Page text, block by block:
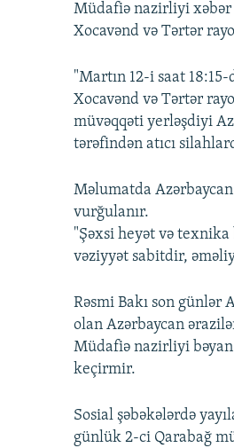
Müdafiə nazirliyi xəbər
Xocavənd və Tərtər
"Martın 12-i saat
Xocavənd və Tərtər
müvəqqəti yerləşdiyi
tərəfindən atıcı
Məlumatda
vurğulanır.
"Şəxsi heyət və
vəziyyət sabitdir,
Rəsmi Bakı son günlər
olan Azərbaycan
Müdafiə nazirliyi bəyan
keçirmir.
Sosial şəbəkələrdə
günlük 2-ci Qarabağ